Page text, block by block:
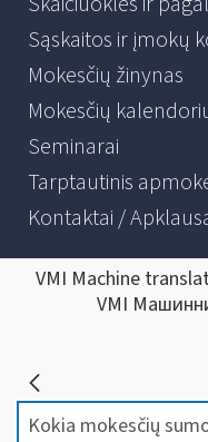
Sąskaitos ir įmokų
Mokesčių žinynas
Mokesčių
Seminarai
Tarptautinis
Kontaktai /
VMI Machine
VMI